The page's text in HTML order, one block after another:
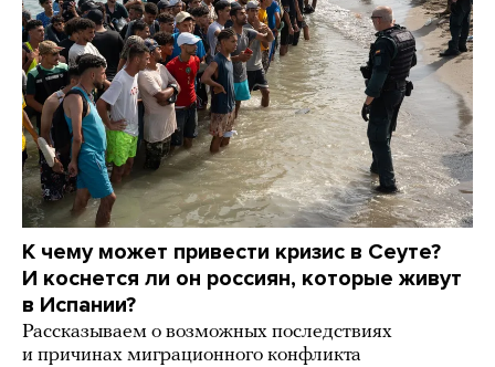
К чему может привести кризис в Сеуте?
И коснется ли он россиян, которые живут
в Испании?
Рассказываем о возможных последствиях
и причинах миграционного конфликта